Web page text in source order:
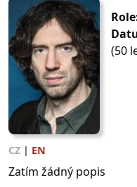
(50
CZ | EN
Zatím žádný popis